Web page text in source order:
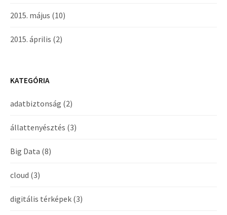
2015. május (10)
2015. április (2)
KATEGÓRIA
adatbiztonság (2)
állattenyésztés (3)
Big Data (8)
cloud (3)
digitális térképek (3)